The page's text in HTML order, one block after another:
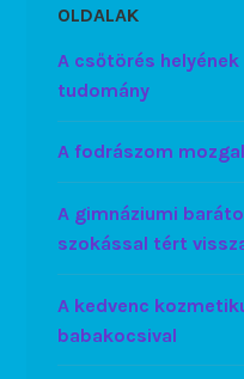
OLDALAK
A csőtörés
tudomány
A fodrászom
A gimnáziumi
szokással tért
A kedvenc
babakocsival